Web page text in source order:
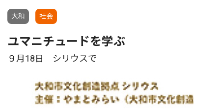
大和 社会
ユマニチュードを学ぶ
９月18日 シリウスで